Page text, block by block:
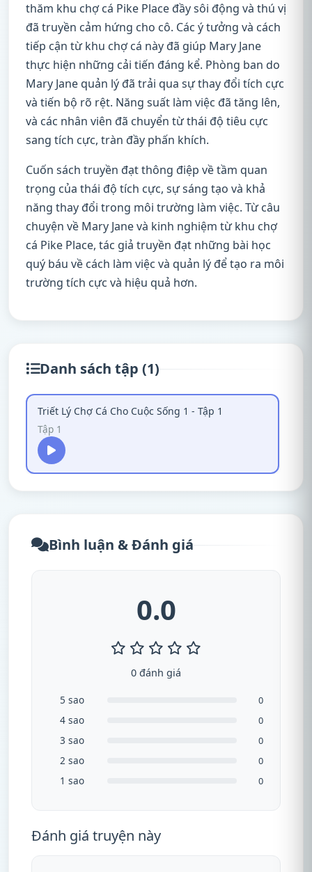
thăm khu chợ cá Pike Place đầy sôi động và thú vị
đã truyền cảm hứng cho cô. Các ý tưởng và cách
tiếp cận từ khu chợ cá này đã giúp Mary Jane
thực hiện những cải tiến đáng kể. Phòng ban do
Mary Jane quản lý đã trải qua sự thay đổi tích cực
và tiến bộ rõ rệt. Năng suất làm việc đã tăng lên,
và các nhân viên đã chuyển từ thái độ tiêu cực
sang tích cực, tràn đầy phấn khích.
Cuốn sách truyền đạt thông điệp về tầm quan
trọng của thái độ tích cực, sự sáng tạo và khả
năng thay đổi trong môi trường làm việc. Từ câu
chuyện về Mary Jane và kinh nghiệm từ khu chợ
cá Pike Place, tác giả truyền đạt những bài học
quý báu về cách làm việc và quản lý để tạo ra môi
trường tích cực và hiệu quả hơn.
Danh sách tập (1)
Triết Lý Chợ Cá Cho Cuộc Sống 1 - Tập 1
Tập 1
Bình luận & Đánh giá
0.0
0 đánh giá
5 sao 0
4 sao 0
3 sao 0
2 sao 0
1 sao 0
Đánh giá truyện này